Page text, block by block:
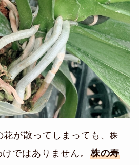
花が散ってしまっても、株
ではありません。 株の寿